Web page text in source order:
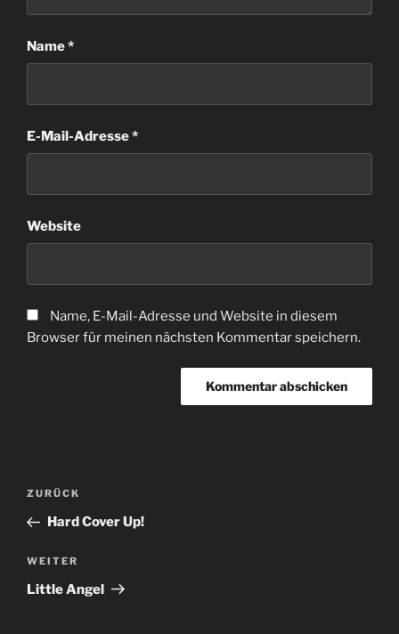
Name*
E-Mail-Adresse*
Website
Name, E-Mail-Adresse und Website in diesem
Browser für meinen nächsten Kommentar speichern.
Beitragsnavigation
Vorheriger
Beitrag
ZURÜCK
Hard Cover Up!
Nächster
Beitrag
WEITER
Little Angel